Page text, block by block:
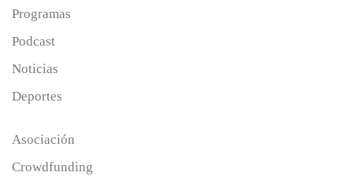
Programas
Podcast
Noticias
Deportes
Asociación
Crowdfunding